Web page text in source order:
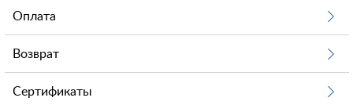
Оплата
Возврат
Сертификаты